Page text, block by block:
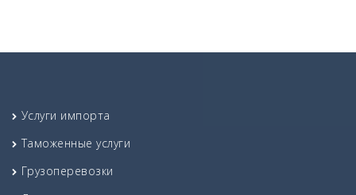
Услуги импорта
Таможенные услуги
Грузоперевозки